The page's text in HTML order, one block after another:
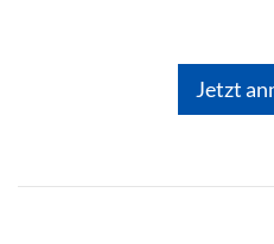
Jetzt